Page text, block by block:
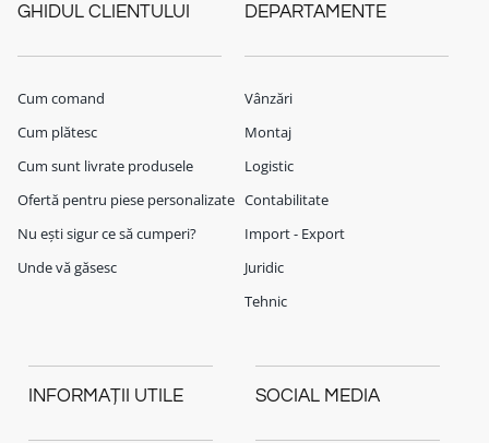
GHIDUL CLIENTULUI
Cum comand
Cum plătesc
Cum sunt livrate produsele
Ofertă pentru piese personalizate
Nu ești sigur ce să cumperi?
Unde vă găsesc
DEPARTAMENTE
Vânzări
Montaj
Logistic
Contabilitate
Import - Export
Juridic
Tehnic
INFORMAȚII UTILE SOCIAL MEDIA